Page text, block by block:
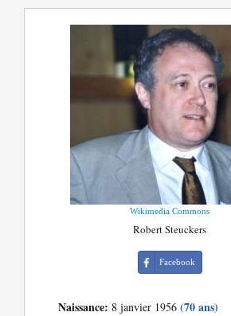
Wikimedia Commons
Robert Steuckers
Facebook
Naissance: 8 janvier 1956(70 ans)